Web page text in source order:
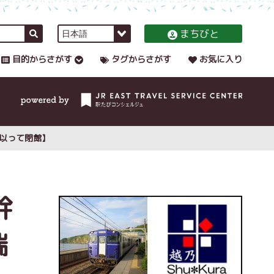
まちびと
目的からさがす タグからさがす お気に入り
て閉館】